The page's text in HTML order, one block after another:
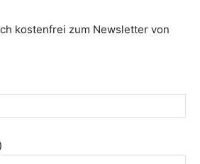
kostenfrei zum Newsletter von